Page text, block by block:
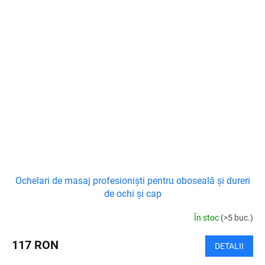
Ochelari de masaj profesioniști pentru oboseală și dureri
de ochi și cap
În stoc (>5 buc.)
117 RON DETALII